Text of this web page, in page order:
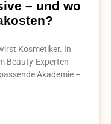
– und wo
Kosmetiker. In
Beauty-Experten
Akademie –